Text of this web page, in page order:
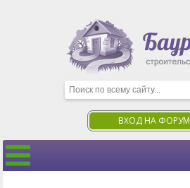
ВХОД НА ФОРУМ